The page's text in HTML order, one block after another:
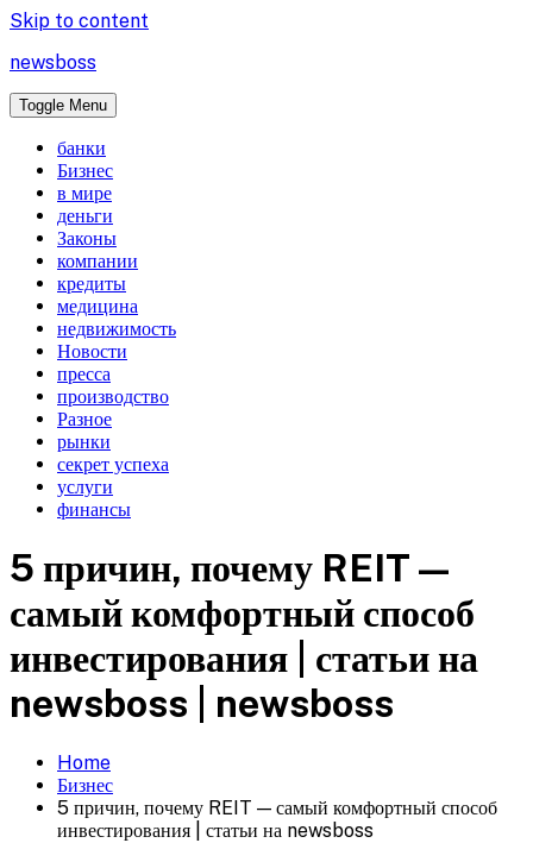
Skip to content
newsboss
Toggle Menu
банки
Бизнес
в мире
деньги
Законы
компании
кредиты
медицина
недвижимость
Новости
пресса
производство
Разное
рынки
секрет успеха
услуги
финансы
5 причин, почему REIT —
самый комфортный способ
инвестирования | статьи на
newsboss | newsboss
Home
Бизнес
5 причин, почему REIT — самый комфортный способ
инвестирования | статьи на newsboss